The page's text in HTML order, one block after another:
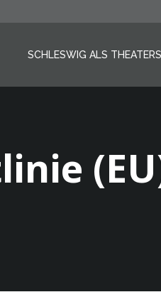
SCHLESWIG ALS